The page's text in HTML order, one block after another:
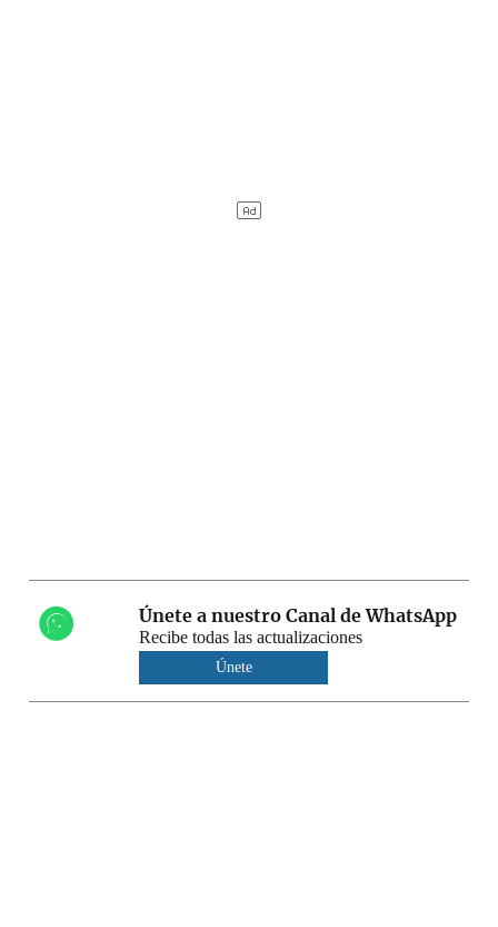
Únete a nuestro Canal de WhatsApp
Recibe todas las actualizaciones
Únete